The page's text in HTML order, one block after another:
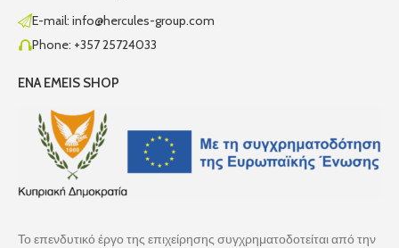
E-mail: info@hercules-group.com
Phone: +357 25724033
ENA EMEIS SHOP
Το επενδυτικό έργο της επιχείρησης συγχρηματοδοτείται από την